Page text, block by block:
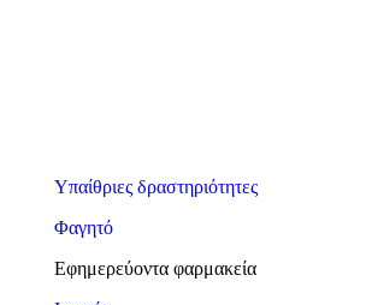
Υπαίθριες δραστηριότητες
Φαγητό
Εφημερεύοντα φαρμακεία